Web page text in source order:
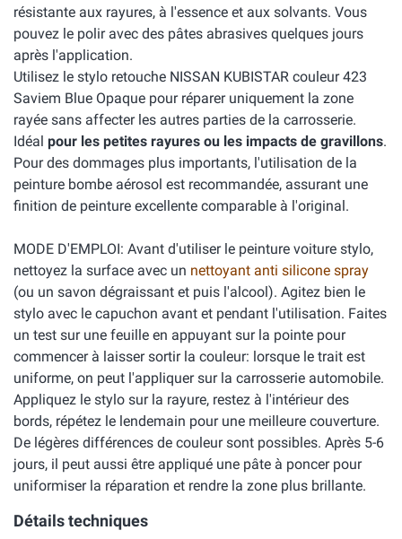
résistante aux rayures, à l'essence et aux solvants. Vous
pouvez le polir avec des pâtes abrasives quelques jours
après l'application.
Utilisez le stylo retouche NISSAN KUBISTAR couleur 423
Saviem Blue Opaque pour réparer uniquement la zone
rayée sans affecter les autres parties de la carrosserie.
Idéal pour les petites rayures ou les impacts de gravillons.
Pour des dommages plus importants, l'utilisation de la
peinture bombe aérosol est recommandée, assurant une
finition de peinture excellente comparable à l'original.
MODE D'EMPLOI: Avant d'utiliser le peinture voiture stylo,
nettoyez la surface avec un nettoyant anti silicone spray
(ou un savon dégraissant et puis l'alcool). Agitez bien le
stylo avec le capuchon avant et pendant l'utilisation. Faites
un test sur une feuille en appuyant sur la pointe pour
commencer à laisser sortir la couleur: lorsque le trait est
uniforme, on peut l'appliquer sur la carrosserie automobile.
Appliquez le stylo sur la rayure, restez à l'intérieur des
bords, répétez le lendemain pour une meilleure couverture.
De légères différences de couleur sont possibles. Après 5-6
jours, il peut aussi être appliqué une pâte à poncer pour
uniformiser la réparation et rendre la zone plus brillante.
Détails techniques